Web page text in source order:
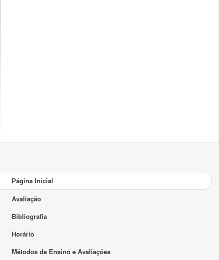
Página Inicial
Avaliação
Bibliografia
Horário
Métodos de Ensino e Avaliações